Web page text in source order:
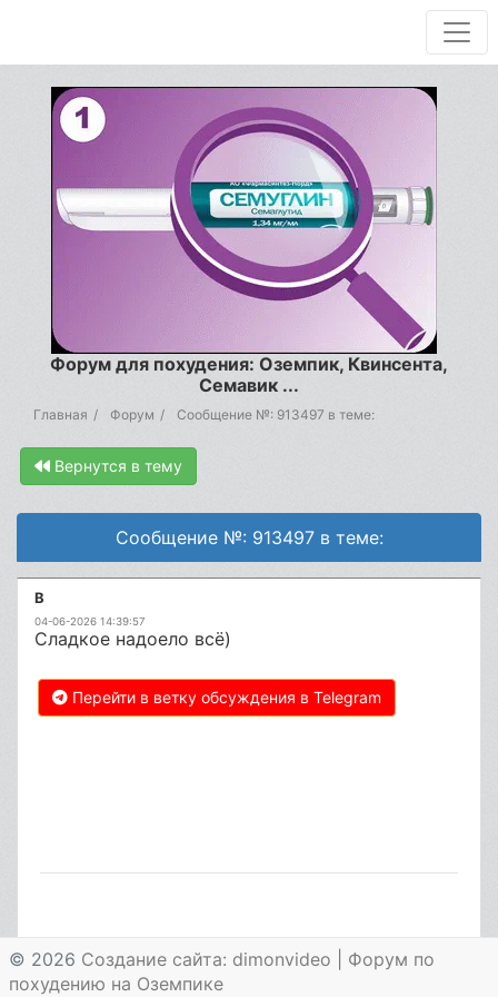
Форум для похудения: Оземпик, Квинсента,
Семавик ...
Главная Форум Сообщение №: 913497 в теме:
Вернутся в тему
Сообщение №: 913497 в теме:
B
04-06-2026 14:39:57
Сладкое надоело всё)
Перейти в ветку обсуждения в Telegram
© 2026 Создание сайта: dimonvideo
Форум по
похудению на Оземпике